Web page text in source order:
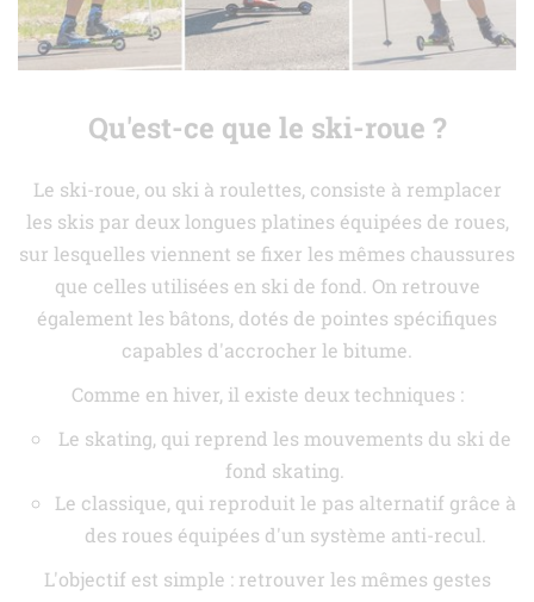
Qu'est-ce que le ski-roue ?
Le ski-roue, ou ski à roulettes, consiste à remplacer
les skis par deux longues platines équipées de roues,
sur lesquelles viennent se fixer les mêmes chaussures
que celles utilisées en ski de fond. On retrouve
également les bâtons, dotés de pointes spécifiques
capables d'accrocher le bitume.
Comme en hiver, il existe deux techniques :
Le skating, qui reprend les mouvements du ski de
fond skating.
Le classique, qui reproduit le pas alternatif grâce à
des roues équipées d'un système anti-recul.
L'objectif est simple : retrouver les mêmes gestes